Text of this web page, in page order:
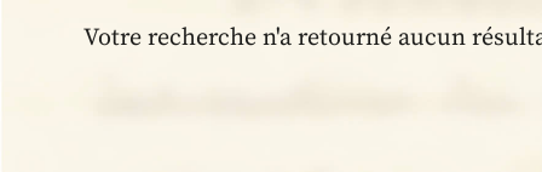
Votre recherche n'a retourné aucun